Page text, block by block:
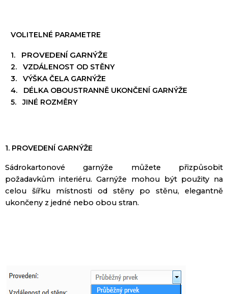
VOLITELNÉ PARAMETRE
1.PROVEDENÍ GARNÝŽE
2. VZDÁLENOST OD STĚNY
3. VÝŠKA ČELA GARNÝŽE
4. DÉLKA OBOUSTRANNĚ UKONČENÍ GARNÝŽE
5. JINÉ ROZMĚRY
1. PROVEDENÍ GARNÝŽE
Sádrokartonové garnýže můžete
přizpůsobit
požadavkům interiéru.Garnýže mohou být použity na
celou šířku
místnosti od stěny po stěnu,
elegantně
ukončeny z jedné nebo obou stran.